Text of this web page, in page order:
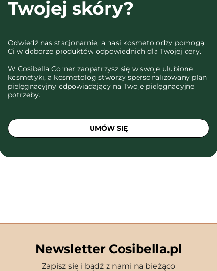
Twojej skóry?
Odwiedź nas stacjonarnie, a nasi kosmetolodzy pomogą
Ci w doborze produktów odpowiednich dla Twojej cery.
W Cosibella Corner zaopatrzysz się w swoje ulubione
kosmetyki, a kosmetolog stworzy spersonalizowany plan
pielęgnacyjny odpowiadający na Twoje pielęgnacyjne
potrzeby.
UMÓW SIĘ
Newsletter Cosibella.pl
Zapisz się i bądź z nami na bieżąco